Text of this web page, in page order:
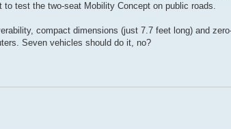
test the two-seat Mobility Concept on public roads.
compact dimensions (just 7.7 feet long) and
Seven vehicles should do it, no?